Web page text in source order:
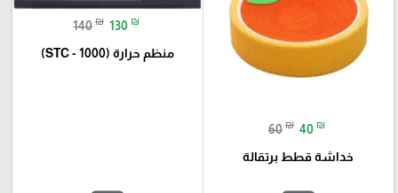
60 ₪ 40 ₪
خداشة قطط برتقالة
140 ₪ 130 ₪
منظم حرارة (STC - 1000)